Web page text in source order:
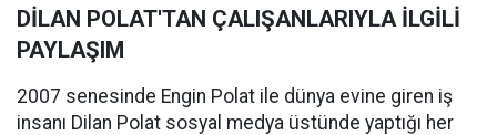
DİLAN POLAT'TAN ÇALIŞANLARIYLA İLGİLİ
PAYLAŞIM
2007 senesinde Engin Polat ile dünya evine giren iş
insanı Dilan Polat sosyal medya üstünde yaptığı her